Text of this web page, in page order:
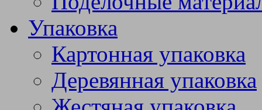
Упаковка
Картонная упаковка
Деревянная упаковка